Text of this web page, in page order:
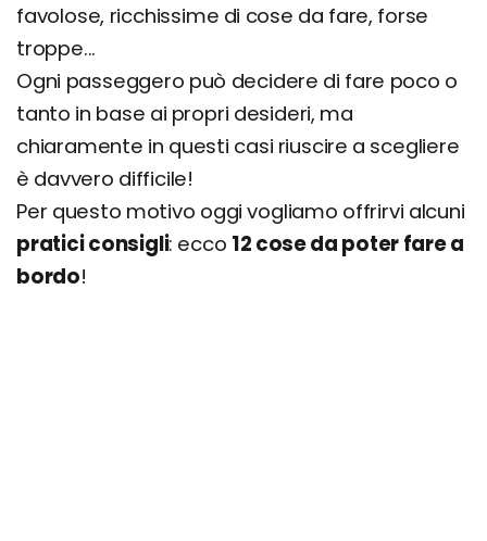
favolose, ricchissime di cose da fare, forse
troppe...
Ogni passeggero può decidere di fare poco o
tanto in base ai propri desideri, ma
chiaramente in questi casi riuscire a scegliere
è davvero difficile!
Per questo motivo oggi vogliamo offrirvi alcuni
pratici consigli: ecco 12 cose da poter fare a
bordo!